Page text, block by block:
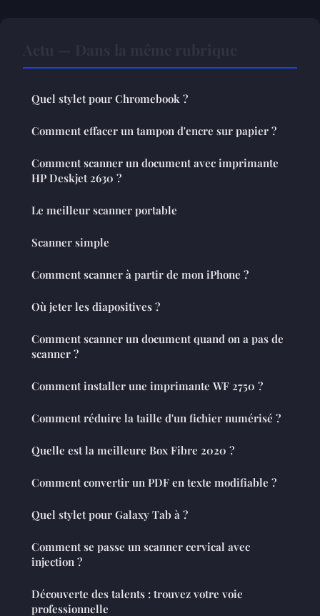
Quel stylet pour Chromebook ?
Comment effacer un tampon d'encre sur papier ?
Comment scanner un document avec imprimante
HP Deskjet 2630 ?
Le meilleur scanner portable
Scanner simple
Comment scanner à partir de mon iPhone ?
Où jeter les diapositives ?
Comment scanner un document quand on a pas de
scanner ?
Comment installer une imprimante WF 2750 ?
Comment réduire la taille d'un fichier numérisé ?
Quelle est la meilleure Box Fibre 2020 ?
Comment convertir un PDF en texte modifiable ?
Quel stylet pour Galaxy Tab à ?
Comment se passe un scanner cervical avec
injection ?
Découverte des talents : trouvez votre voie
professionnelle